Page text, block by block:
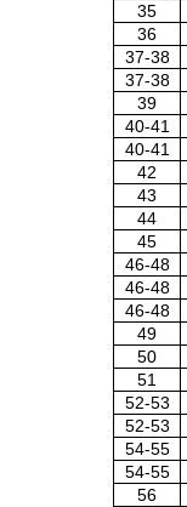
35
36
37-38
37-38
39
40-41
40-41
42
43
44
45
46-48
46-48
46-48
49
50
51
52-53
52-53
54-55
54-55
56